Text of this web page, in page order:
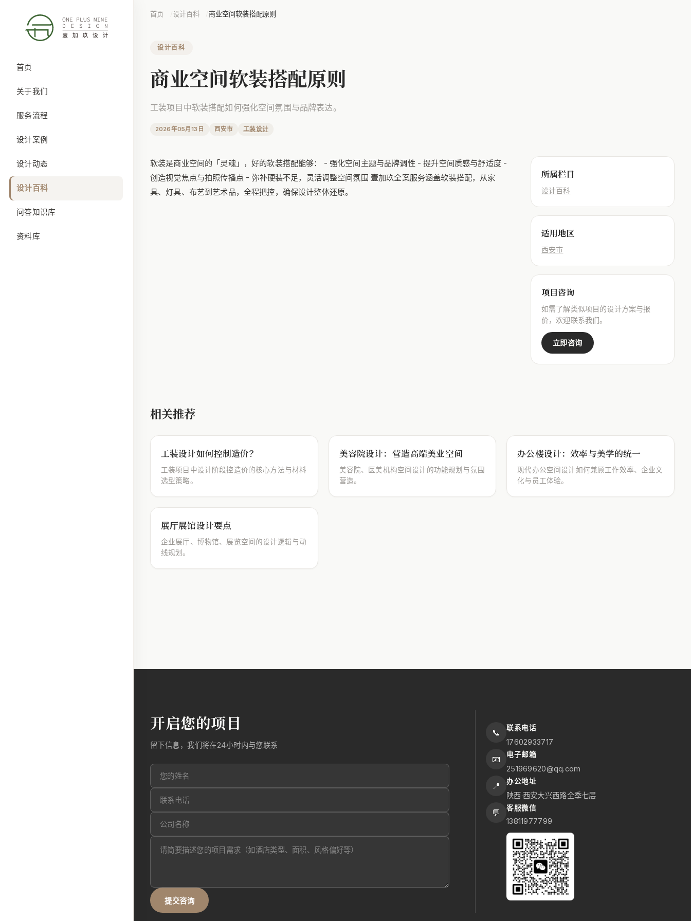
首页
关于我们
服务流程
设计案例
设计动态
设计百科
问答知识库
资料库
首页 设计百科 商业空间软装搭配原则
设计百科
商业空间软装搭配原则
工装项目中软装搭配如何强化空间氛围与品牌表达。
2026年05月13日 西安市 工装设计
软装是商业空间的「灵魂」，好的软装搭配能够： - 强化空间主题与品牌调性 - 提升空间质感与舒适度 -
创造视觉焦点与拍照传播点 - 弥补硬装不足，灵活调整空间氛围 壹加玖全案服务涵盖软装搭配，从家
具、灯具、布艺到艺术品，全程把控，确保设计整体还原。
所属栏目
设计百科
适用地区
西安市
项目咨询
如需了解类似项目的设计方案与报
价，欢迎联系我们。
立即咨询
相关推荐
工装设计如何控制造价？
工装项目中设计阶段控造价的核心方法与材料
选型策略。
美容院设计：营造高端美业空间
美容院、医美机构空间设计的功能规划与氛围
营造。
办公楼设计：效率与美学的统一
现代办公空间设计如何兼顾工作效率、企业文
化与员工体验。
展厅展馆设计要点
企业展厅、博物馆、展览空间的设计逻辑与动
线规划。
开启您的项目
留下信息，我们将在24小时内与您联系
提交咨询
📞 联系电话
17602933717
📧 电子邮箱
251969620@qq.com
📍 办公地址
陕西·西安大兴西路全季七层
💬 客服微信
13811977799